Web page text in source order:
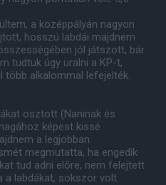
a középpályán nagyon
hosszú labdái majdnem
jól játszott, bár
tudtuk úgy uralni a KP-t,
több alkalommal lefejelték.
osztott (Naninak és
képest kissé
a legjobban
megmutatta, ha engedik
tud adni elõre, nem felejtett
a labdákat, sokszor volt